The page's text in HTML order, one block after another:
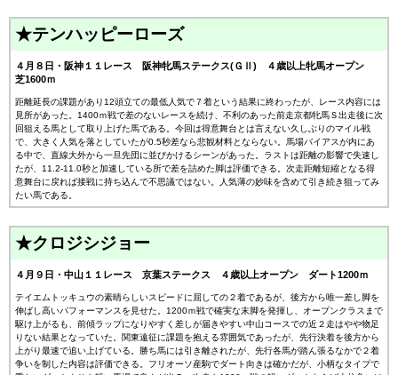
★テンハッピーローズ
４月８日・阪神１１レース 阪神牝馬ステークス(ＧⅡ) ４歳以上牝馬オープン
芝1600ｍ
距離延長の課題があり12頭立ての最低人気で７着という結果に終わったが、レース内容には
見所があった。1400ｍ戦で差のないレースを続け、不利のあった前走京都牝馬Ｓ出走後に次
回狙える馬として取り上げた馬である。今回は得意舞台とは言えない久しぶりのマイル戦
で、大きく人気を落としていたが0.5秒差なら悲観材料とならない。馬場バイアスが内にあ
る中で、直線大外から一旦先団に並びかけるシーンがあった。ラストは距離の影響で失速し
たが、11.2-11.0秒と加速している所で差を詰めた脚は評価できる。次走距離短縮となる得
意舞台に戻れば接戦に持ち込んで不思議ではない。人気薄の妙味を含めて引き続き狙ってみ
たい馬である。
★クロジシジョー
４月９日・中山１１レース 京葉ステークス ４歳以上オープン ダート1200ｍ
テイエムトッキュウの素晴らしいスピードに屈しての２着であるが、後方から唯一差し脚を
伸ばし高いパフォーマンスを見せた。1200ｍ戦で確実な末脚を発揮し、オープンクラスまで
駆け上がるも、前傾ラップになりやすく差しが届きやすい中山コースでの近２走はやや物足
りない結果となっていた。関東遠征に課題を抱える雰囲気であったが、先行決着を後方から
上がり最速で追い上げている。勝ち馬には引き離されたが、先行各馬が踏ん張るなかで２着
争いを制した内容は評価できる。フリオーソ産駒でダート向きは確かだが、小柄なタイプで